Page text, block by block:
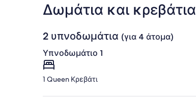
Δωμάτια και κρεβάτια
2 υπνοδωμάτια (για 4 άτομα)
Υπνοδωμάτιο 1
1 Queen Κρεβάτι